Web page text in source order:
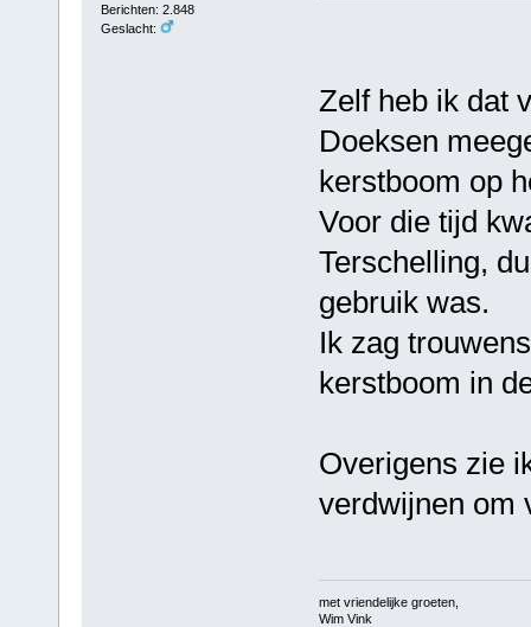
Berichten: 2.848
Geslacht:
Zelf heb ik dat
Doeksen
kerstboom op
Voor die tijd
Terschelling,
gebruik was.
Ik zag
kerstboom in
Overigens zie
verdwijnen om
met vriendelijke groeten,
Wim Vink